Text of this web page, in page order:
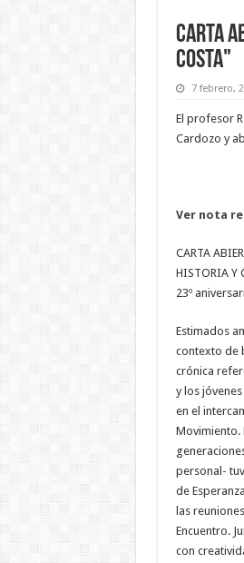
Carta
Costa"
7 febrero,
El profesor
Cardozo y
Ver nota
CARTA
HISTORIA Y
23º
Estimados
contexto de
crónica
y los
en el
Movimiento.
personal-
de
las
Encuentro.
con